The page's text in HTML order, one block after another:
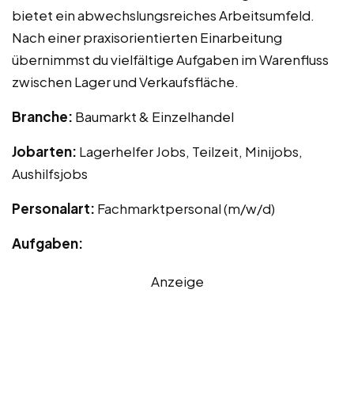
bietet ein abwechslungsreiches Arbeitsumfeld.
Nach einer praxisorientierten Einarbeitung
übernimmst du vielfältige Aufgaben im Warenfluss
zwischen Lager und Verkaufsfläche.
Branche: Baumarkt & Einzelhandel
Jobarten: Lagerhelfer Jobs, Teilzeit, Minijobs,
Aushilfsjobs
Personalart: Fachmarktpersonal (m/w/d)
Aufgaben:
Anzeige